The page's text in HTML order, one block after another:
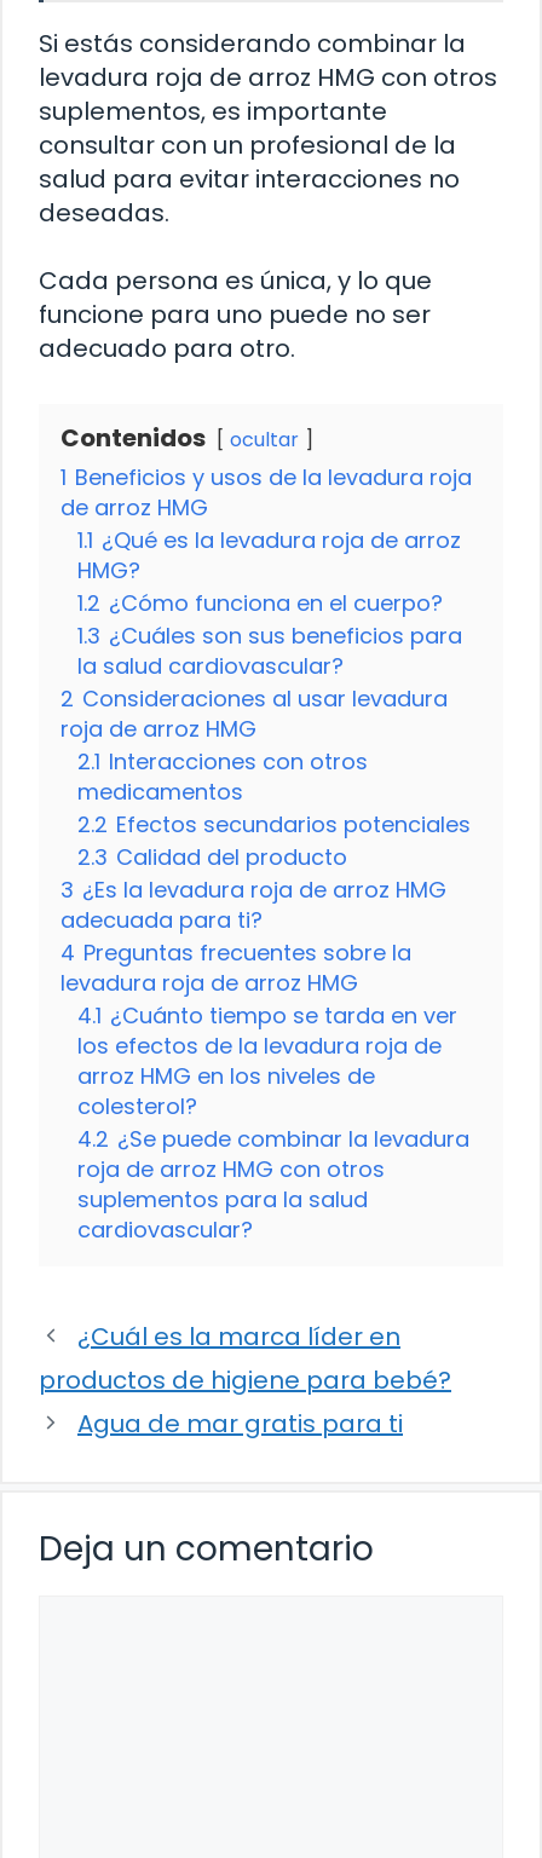
Si estás considerando combinar la
levadura roja de arroz HMG con otros
suplementos, es importante
consultar con un profesional de la
salud para evitar interacciones no
deseadas.
Cada persona es única, y lo que
funcione para uno puede no ser
adecuado para otro.
Contenidos ocultar
1 Beneficios y usos de la levadura roja
de arroz HMG
1.1 ¿Qué es la levadura roja de arroz
HMG?
1.2 ¿Cómo funciona en el cuerpo?
1.3 ¿Cuáles son sus beneficios para
la salud cardiovascular?
2 Consideraciones al usar levadura
roja de arroz HMG
2.1 Interacciones con otros
medicamentos
2.2 Efectos secundarios potenciales
2.3 Calidad del producto
3 ¿Es la levadura roja de arroz HMG
adecuada para ti?
4 Preguntas frecuentes sobre la
levadura roja de arroz HMG
4.1 ¿Cuánto tiempo se tarda en ver
los efectos de la levadura roja de
arroz HMG en los niveles de
colesterol?
4.2 ¿Se puede combinar la levadura
roja de arroz HMG con otros
suplementos para la salud
cardiovascular?
¿Cuál es la marca líder en
productos de higiene para bebé?
Agua de mar gratis para ti
Deja un comentario